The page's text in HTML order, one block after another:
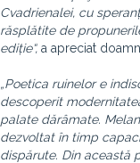
Cvadrienalei, cu
răsplătite de
ediție“, a apreciat
„Poetica ruinelor e
descoperit
palate dărâmate.
dezvoltat în timp
dispărute. Din această